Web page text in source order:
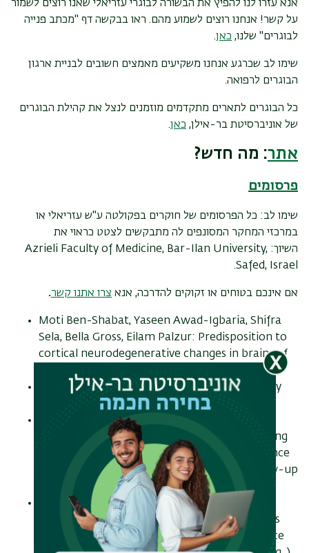
אנא עזרו לנו להפיץ את הבשורה לבוגרי עזריאלי שאנו רוצים לשמור
על קשר! אנחנו רוצים לשמוע מהם. ראו בבקשה דף "מכתב פנייה
לבוגרים" שלנו, כאן.
שימו לב שכרגע אנחנו משקיעים מאמצים חשובים לבניית ארגון
הבוגרים לרפואה.
כל הבוגרים לתארים מתקדמים מוזמנים לנצל את קהילת הבוגרים
של אוניברסיטת בר-אילן, כאן.
אתר: מה חדש?
פרסומים
שימו לב: כל הפרסומים של חוקרים בפקולטה ע"ש עזריאלי או
במרכזי המחקר המסונפים לה מתבקשים לצטט כראוי את
השיוך: Azrieli Faculty of Medicine, Bar-Ilan University,
Safed, Israel.
אם אינכם בטוחים או זקוקים להדרכה, אנא צרו אתנו קשר.
Moti Ben-Shabat, Yaseen Awad-Igbaria, Shifra
Sela, Bella Gross, Eilam Palzur: Predisposition to
cortical neurodegenerative changes in brains of
hypertension prone rats (J Transl Med . )
Ziv Gil: Extracellular vesicle fusion visualized by
cryo-electron microscopy (PNAS Nexus . )
Anthony Riches, Menahem Neuman, Jacob
Bornstein: The Light-weight Mid-urethral Sling
Implant for Female Stress Urinary Incontinence
Treatment: A One-Year Postoperative Follow-up
Study (Isr Med Assoc J .)
Tal Zadok, Otzem Chasid: Comparison of
Biometry Measurements and Intraocular Lens
Power Prediction Between Two Swept-source